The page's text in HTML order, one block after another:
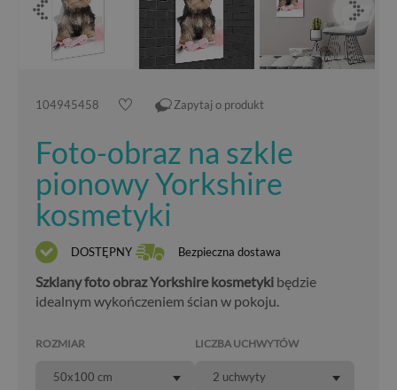
104945458 Zapytaj o produkt
Foto-obraz na szkle
pionowy Yorkshire
kosmetyki
DOSTĘPNY Bezpieczna dostawa
Szklany foto obraz Yorkshire kosmetyki będzie
idealnym wykończeniem ścian w pokoju.
ROZMIAR
50x100 cm
LICZBA UCHWYTÓW
2 uchwyty